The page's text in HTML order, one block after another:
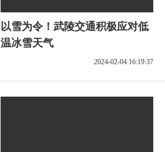
以雪为令！武陵交通积极应对低
温冰雪天气
2024-02-04 16:19:37